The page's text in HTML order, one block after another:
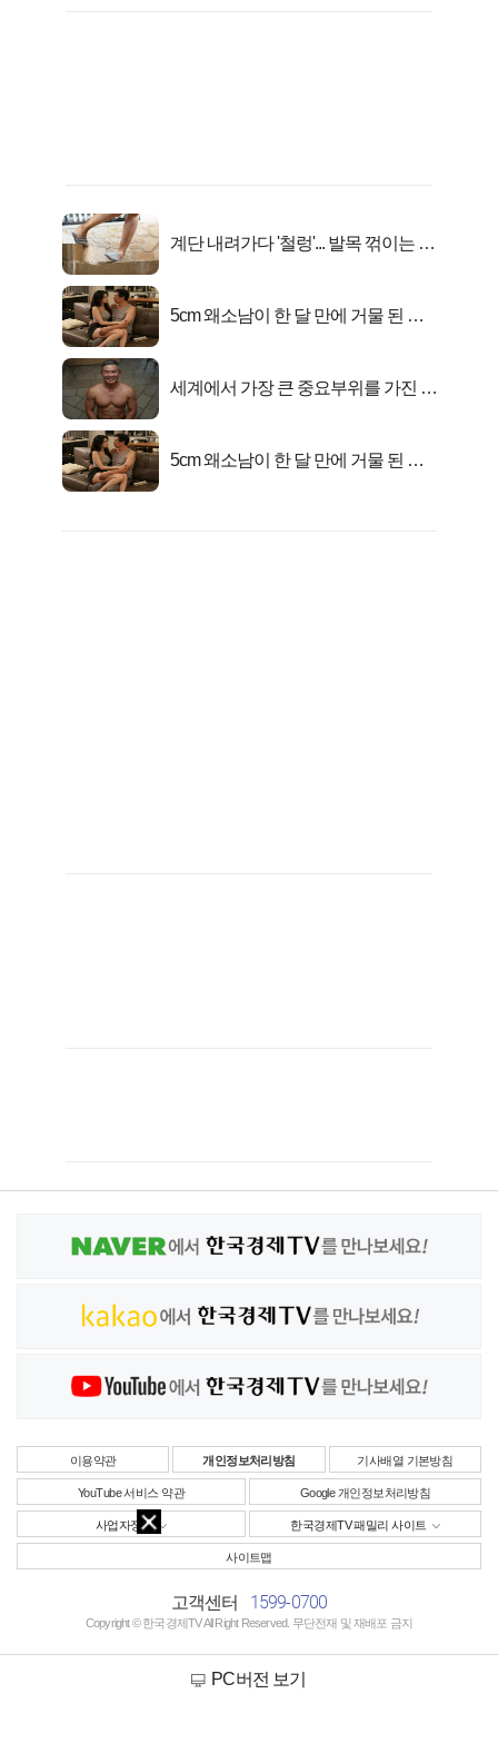
계단 내려가다 '철렁'... 발목 꺾이는 이
5cm 왜소남이 한 달 만에 거물 된 사
세계에서 가장 큰 중요부위를 가진 남
5cm 왜소남이 한 달 만에 거물 된 사
이용약관 개인정보처리방침 기사배열 기본방침
YouTube 서비스 약관 Google 개인정보처리방침
사업자정보 한국경제TV 패밀리 사이트
사이트맵
고객센터 1599-0700
Copyright © 한국경제TV All Right Reserved. 무단전재 및 재배포 금지
PC버전 보기